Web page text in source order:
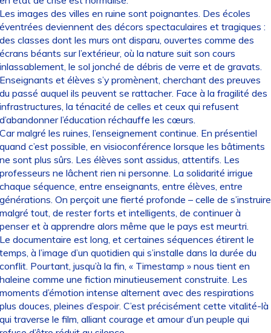
images des villes en ruine sont poignantes. Des écoles
deviennent des décors spectaculaires et tragiques :
classes dont les murs ont disparu, ouvertes comme des
béants sur l’extérieur, où la nature suit son cours
le sol jonché de débris de verre et de gravats.
et élèves s’y promènent, cherchant des preuves
passé auquel ils peuvent se rattacher. Face à la fragilité des
la ténacité de celles et ceux qui refusent
l’éducation réchauffe les cœurs.
malgré les ruines, l’enseignement continue. En présentiel
c’est possible, en visioconférence lorsque les bâtiments
sont plus sûrs. Les élèves sont assidus, attentifs. Les
ne lâchent rien ni personne. La solidarité irrigue
séquence, entre enseignants, entre élèves, entre
On perçoit une fierté profonde – celle de s’instruire
tout, de rester forts et intelligents, de continuer à
et à apprendre alors même que le pays est meurtri.
documentaire est long, et certaines séquences étirent le
à l’image d’un quotidien qui s’installe dans la durée du
Pourtant, jusqu’à la fin, « Timestamp » nous tient en
comme une fiction minutieusement construite. Les
d’émotion intense alternent avec des respirations
douces, pleines d’espoir. C’est précisément cette vitalité-là
traverse le film, alliant courage et amour d’un peuple qui